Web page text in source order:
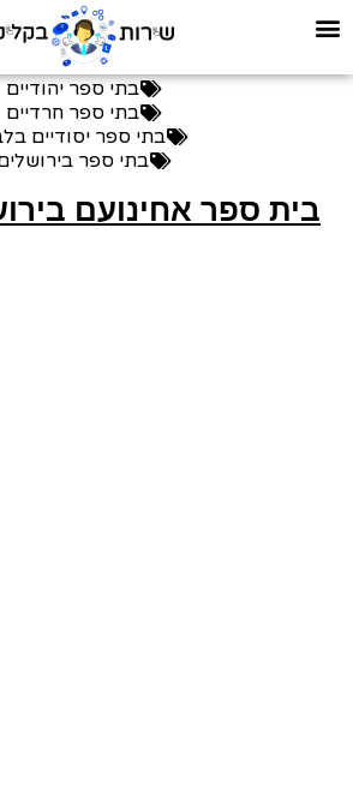
בתי ספר יהודיים
בתי ספר חרדיים
בתי ספר יסודיים
בתי ספר בירושלים
בית ספר אחינועם